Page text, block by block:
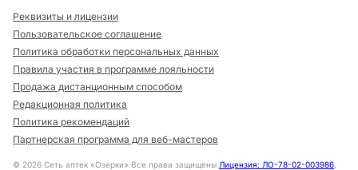
Реквизиты и лицензии
Пользовательское соглашение
Политика обработки персональных данных
Правила участия в программе лояльности
Продажа дистанционным способом
Редакционная политика
Политика рекомендаций
Партнерская программа для веб-мастеров
© 2026 Сеть аптек «Озерки» Все права защищены Лицензия: ЛО-78-02-003986,